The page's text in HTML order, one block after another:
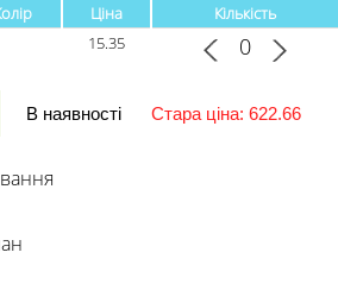
Ціна
Кількість
15.35
В наявності Стара ціна: 622.66